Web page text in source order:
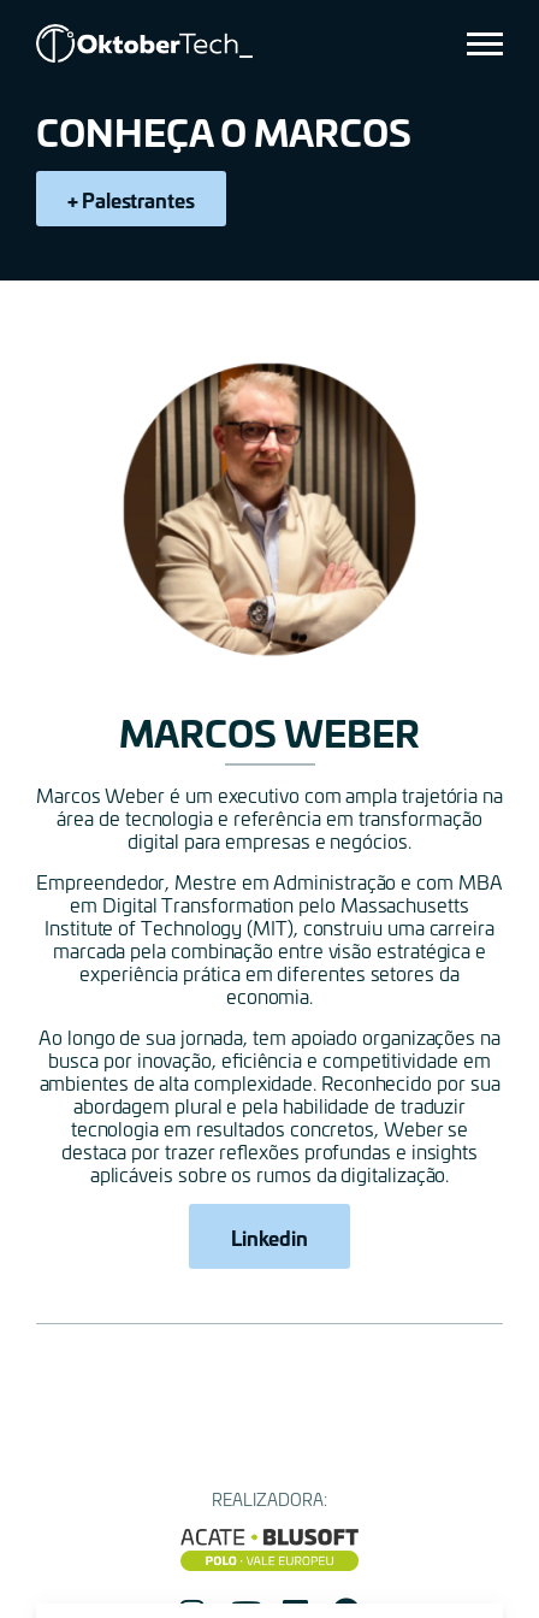
Menu
MARCOS
WEBER
CONHEÇA O MARCOS
+ Palestrantes
MARCOS WEBER
Marcos Weber é um executivo com ampla trajetória na
área de tecnologia e referência em transformação
digital para empresas e negócios.
Empreendedor, Mestre em Administração e com MBA
em Digital Transformation pelo Massachusetts
Institute of Technology (MIT), construiu uma carreira
marcada pela combinação entre visão estratégica e
experiência prática em diferentes setores da
economia.
Ao longo de sua jornada, tem apoiado organizações na
busca por inovação, eficiência e competitividade em
ambientes de alta complexidade. Reconhecido por sua
abordagem plural e pela habilidade de traduzir
tecnologia em resultados concretos, Weber se
destaca por trazer reflexões profundas e insights
aplicáveis sobre os rumos da digitalização.
Linkedin
REALIZADORA: